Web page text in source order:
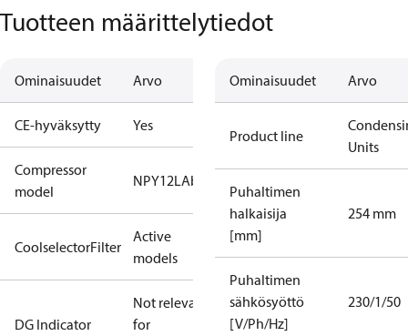
Tuotteen määrittelytiedot
Ominaisuudet Arvo
CE-hyväksytty Yes
Compressor
model
NPY12LAb
CoolselectorFilter
Active
models
DG Indicator
Not relevant
for
Ominaisuudet Arvo
Product line
Units
Puhaltimen
halkaisija
[mm]
254 mm
Puhaltimen
sähkösyöttö
[V/Ph/Hz]
230/1/50